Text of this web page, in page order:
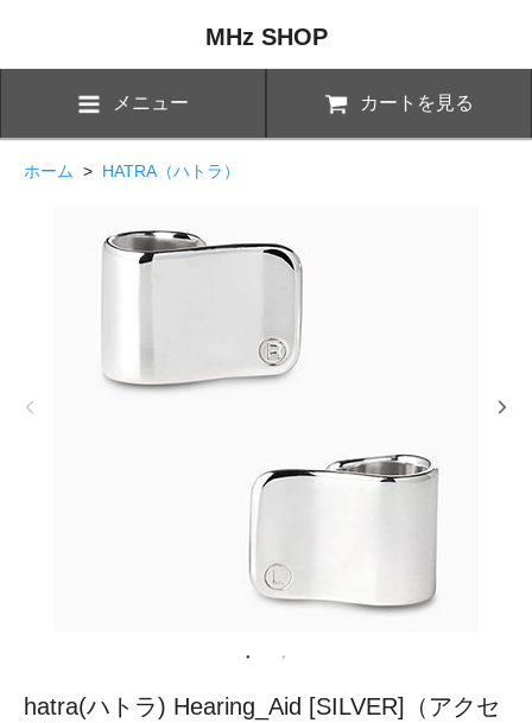
MHz SHOP
メニュー カートを見る
ホーム > HATRA（ハトラ）
hatra(ハトラ) Hearing_Aid [SILVER]（アクセ